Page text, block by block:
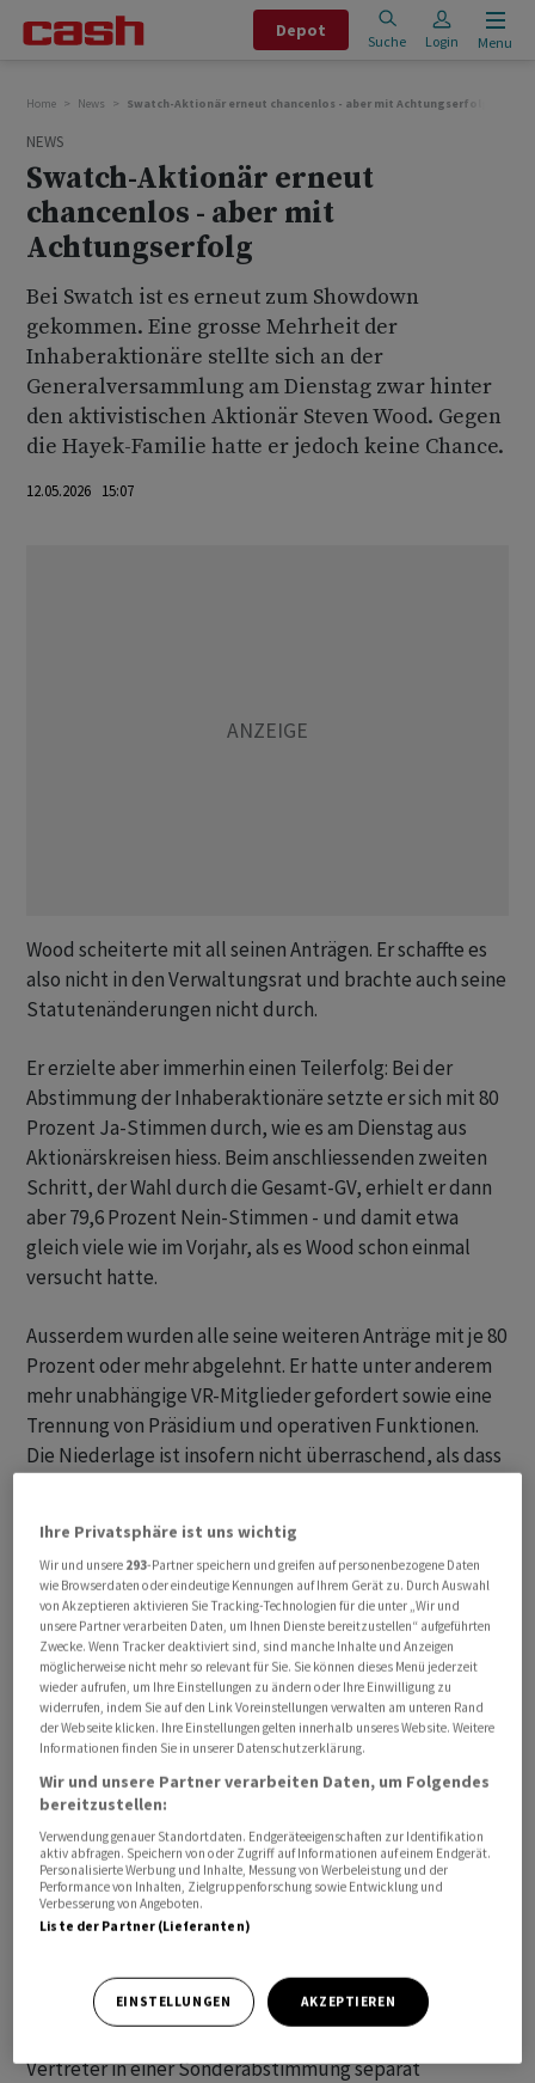
Depot
Suche Login Menu
Home News Swatch-Aktionär erneut chancenlos - aber mit Achtungserfolg
NEWS
Swatch-Aktionär erneut
chancenlos - aber mit
Achtungserfolg
Bei Swatch ist es erneut zum Showdown
gekommen. Eine grosse Mehrheit der
Inhaberaktionäre stellte sich an der
Generalversammlung am Dienstag zwar hinter
den aktivistischen Aktionär Steven Wood. Gegen
die Hayek-Familie hatte er jedoch keine Chance.
12.05.2026 15:07
Wood scheiterte mit all seinen Anträgen. Er schaffte es
also nicht in den Verwaltungsrat und brachte auch seine
Statutenänderungen nicht durch.
Er erzielte aber immerhin einen Teilerfolg: Bei der
Abstimmung der Inhaberaktionäre setzte er sich mit 80
Prozent Ja-Stimmen durch, wie es am Dienstag aus
Aktionärskreisen hiess. Beim anschliessenden zweiten
Schritt, der Wahl durch die Gesamt-GV, erhielt er dann
aber 79,6 Prozent Nein-Stimmen - und damit etwa
gleich viele wie im Vorjahr, als es Wood schon einmal
versucht hatte.
Ausserdem wurden alle seine weiteren Anträge mit je 80
Prozent oder mehr abgelehnt. Er hatte unter anderem
mehr unabhängige VR-Mitglieder gefordert sowie eine
Trennung von Präsidium und operativen Funktionen.
Die Niederlage ist insofern nicht überraschend, als dass
Klage hängig
Umstritten war einmal mehr die Auslegung über die
Nominierung des Vertreters der Inhaberaktionäre. Die
Vertreter in einer Sonderabstimmung separat
Ihre Privatsphäre ist uns wichtig
Wir und unsere 293-Partner speichern und greifen auf personenbezogene Daten
wie Browserdaten oder eindeutige Kennungen auf Ihrem Gerät zu. Durch Auswahl
von Akzeptieren aktivieren Sie Tracking-Technologien für die unter „Wir und
unsere Partner verarbeiten Daten, um Ihnen Dienste bereitzustellen“ aufgeführten
Zwecke. Wenn Tracker deaktiviert sind, sind manche Inhalte und Anzeigen
möglicherweise nicht mehr so relevant für Sie. Sie können dieses Menü jederzeit
wieder aufrufen, um Ihre Einstellungen zu ändern oder Ihre Einwilligung zu
widerrufen, indem Sie auf den Link Voreinstellungen verwalten am unteren Rand
der Webseite klicken. Ihre Einstellungen gelten innerhalb unseres Website. Weitere
Informationen finden Sie in unserer Datenschutzerklärung.
Wir und unsere Partner verarbeiten Daten, um Folgendes
bereitzustellen:
Verwendung genauer Standortdaten. Endgeräteeigenschaften zur Identifikation
aktiv abfragen. Speichern von oder Zugriff auf Informationen auf einem Endgerät.
Personalisierte Werbung und Inhalte, Messung von Werbeleistung und der
Performance von Inhalten, Zielgruppenforschung sowie Entwicklung und
Verbesserung von Angeboten.
Liste der Partner (Lieferanten)
EINSTELLUNGEN AKZEPTIEREN